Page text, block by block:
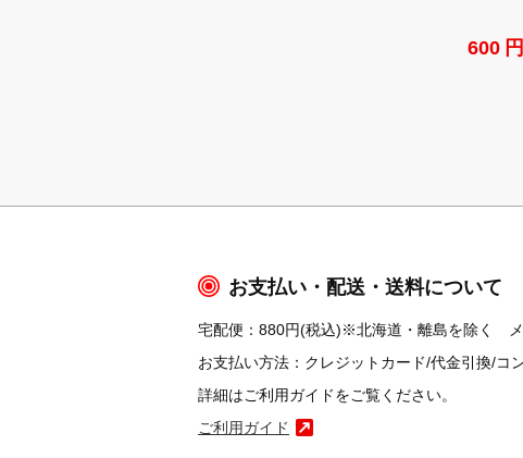
600 円
お支払い・配送・送料について
宅配便：880円(税込)※北海道・離島を除く
お支払い方法：クレジットカード/代金引換/コ
詳細はご利用ガイドをご覧ください。
ご利用ガイド